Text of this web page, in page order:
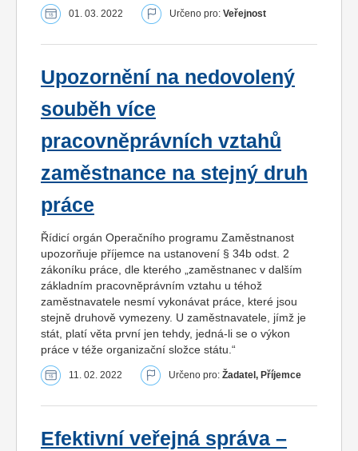
01. 03. 2022 Určeno pro: Veřejnost
Upozornění na nedovolený
souběh více
pracovněprávních vztahů
zaměstnance na stejný druh
práce
Řídicí orgán Operačního programu Zaměstnanost
upozorňuje příjemce na ustanovení § 34b odst. 2
zákoníku práce, dle kterého „zaměstnanec v dalším
základním pracovněprávním vztahu u téhož
zaměstnavatele nesmí vykonávat práce, které jsou
stejně druhově vymezeny. U zaměstnavatele, jímž je
stát, platí věta první jen tehdy, jedná-li se o výkon
práce v téže organizační složce státu.“
11. 02. 2022 Určeno pro: Žadatel, Příjemce
Efektivní veřejná správa –